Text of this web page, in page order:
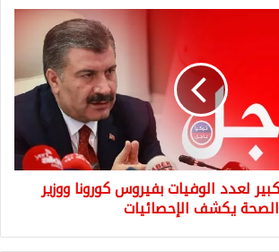
لعدد الوفيات بفيروس كورونا ووزير
الصحة يكشف الإحصائيات